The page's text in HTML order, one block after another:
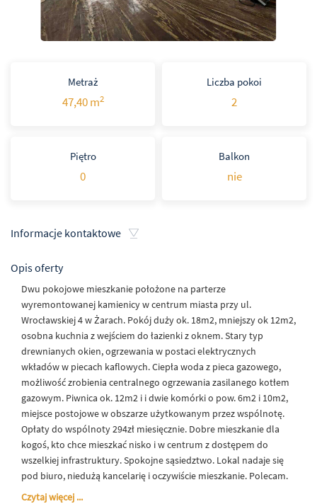
Metraż
47,40 m2
Liczba pokoi
2
Piętro
0
Balkon
nie
Informacje kontaktowe
Opis oferty
Dwu pokojowe mieszkanie położone na parterze
wyremontowanej kamienicy w centrum miasta przy ul.
Wrocławskiej 4 w Żarach. Pokój duży ok. 18m2, mniejszy ok 12m2,
osobna kuchnia z wejściem do łazienki z oknem. Stary typ
drewnianych okien, ogrzewania w postaci elektrycznych
wkładów w piecach kaflowych. Ciepła woda z pieca gazowego,
możliwość zrobienia centralnego ogrzewania zasilanego kotłem
gazowym. Piwnica ok. 12m2 i i dwie komórki o pow. 6m2 i 10m2,
miejsce postojowe w obszarze użytkowanym przez wspólnotę.
Opłaty do wspólnoty 294zł miesięcznie. Dobre mieszkanie dla
kogoś, kto chce mieszkać nisko i w centrum z dostępem do
wszelkiej infrastruktury. Spokojne sąsiedztwo. Lokal nadaje się
pod biuro, niedużą kancelarię i oczywiście mieszkanie. Polecam.
Czytaj więcej ...